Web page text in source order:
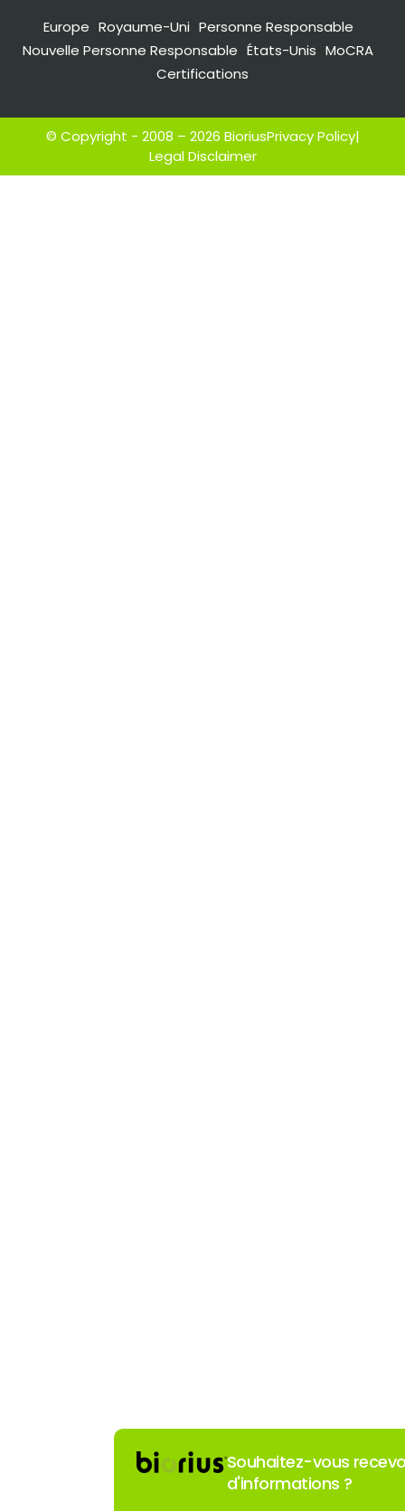
Europe Royaume-Uni Personne Responsable
Nouvelle Personne Responsable États-Unis MoCRA
Certifications
© Copyright - 2008 – 2026 BioriusPrivacy Policy|
Legal Disclaimer
Souhaitez-vous
d'informations ?